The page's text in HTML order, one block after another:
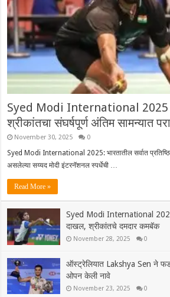
Syed Modi International 2025
श्रीकांतचा संघर्षपूर्ण अंतिम सामन्यात
November 30, 2025 0
Syed Modi International 2025: भारतातील सर्वात
असलेल्या सय्यद मोदी इंटरनॅशनल स्पर्धेची …
Read More »
Syed Modi International
दाखल, श्रीकांतचे दमदार कमबॅक
November 28, 2025 0
ऑस्ट्रेलियात Lakshya Sen ने
ओपन केली नावे
November 23, 2025 0